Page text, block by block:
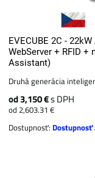
EVECUBE 2C -
WebServer + RFID
Assistant)
Druhá generácia
od 3,150 €s DPH
od 2,603.31 €
Dostupnosť: Dostupnosť